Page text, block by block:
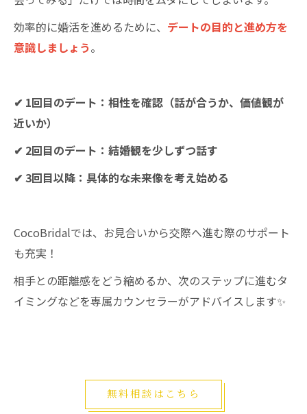
効率的に婚活を進めるために、 デートの目的と進め方を
意識しましょう。
✔ 1回目のデート：相性を確認（話が合うか、価値観が
近いか）
✔ 2回目のデート：結婚観を少しずつ話す
✔ 3回目以降：具体的な未来像を考え始める
CocoBridalでは、お見合いから交際へ進む際のサポート
も充実！
相手との距離感をどう縮めるか、次のステップに進むタ
イミングなどを専属カウンセラーがアドバイスします✨
無料相談はこちら